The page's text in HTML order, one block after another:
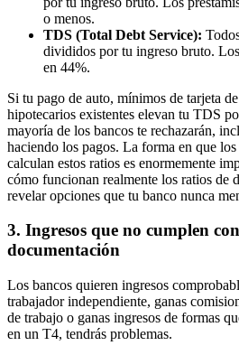
o menos.
TDS (Total Debt Service):
divididos por tu ingreso bruto.
en 44%.
Si tu pago de auto, mínimos de tarjeta
hipotecarios existentes elevan tu TDS
mayoría de los bancos te rechazarán,
haciendo los pagos. La forma en que
calculan estos ratios es enormemente
cómo funcionan realmente los ratios de
revelar opciones que tu banco nunca
3. Ingresos que no cumplen
documentación
Los bancos quieren ingresos
trabajador independiente, ganas
de trabajo o ganas ingresos de formas
en un T4, tendrás problemas.